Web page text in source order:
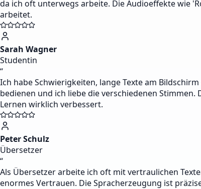
da ich oft unterwegs arbeite. Die Audioeffekte wie
arbeitet.
Sarah Wagner
Studentin
“
Ich habe Schwierigkeiten, lange Texte am
bedienen und ich liebe die verschiedenen
Lernen wirklich verbessert.
Peter Schulz
Übersetzer
“
Als Übersetzer arbeite ich oft mit vertraulichen
enormes Vertrauen. Die Spracherzeugung ist